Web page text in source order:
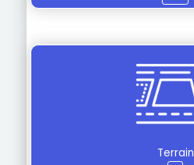
Terrain